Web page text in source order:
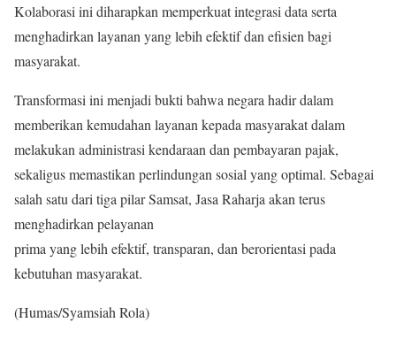
Kolaborasi ini diharapkan memperkuat integrasi data serta
menghadirkan layanan yang lebih efektif dan efisien bagi
masyarakat.
Transformasi ini menjadi bukti bahwa negara hadir dalam
memberikan kemudahan layanan kepada masyarakat dalam
melakukan administrasi kendaraan dan pembayaran pajak,
sekaligus memastikan perlindungan sosial yang optimal. Sebagai
salah satu dari tiga pilar Samsat, Jasa Raharja akan terus
menghadirkan pelayanan
prima yang lebih efektif, transparan, dan berorientasi pada
kebutuhan masyarakat.
(Humas/Syamsiah Rola)